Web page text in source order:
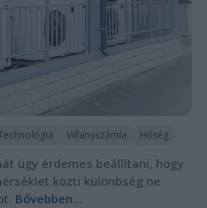
Villanyszámla Hőség
úgy érdemes beállítani, hogy
közti különbség ne
Bővebben...